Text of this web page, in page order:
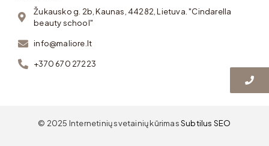
Žukausko g. 2b, Kaunas, 44282, Lietuva. "Cindarella
beauty school"
info@maliore.lt
+370 670 27223
© 2025 Internetinių svetainių kūrimasSubtilus SEO